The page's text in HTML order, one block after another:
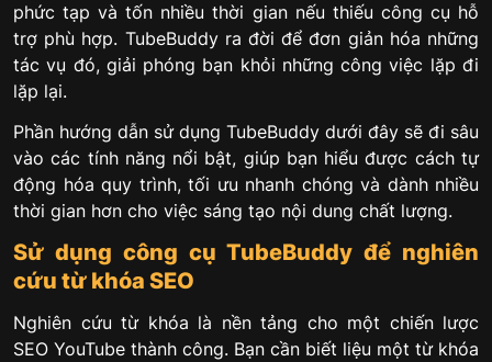
phức tạp và tốn nhiều thời gian nếu thiếu công cụ hỗ
trợ phù hợp. TubeBuddy ra đời để đơn giản hóa những
tác vụ đó, giải phóng bạn khỏi những công việc lặp đi
lặp lại.
Phần hướng dẫn sử dụng TubeBuddy dưới đây sẽ đi sâu
vào các tính năng nổi bật, giúp bạn hiểu được cách tự
động hóa quy trình, tối ưu nhanh chóng và dành nhiều
thời gian hơn cho việc sáng tạo nội dung chất lượng.
Sử dụng công cụ TubeBuddy để nghiên
cứu từ khóa SEO
Nghiên cứu từ khóa là nền tảng cho một chiến lược
SEO YouTube thành công. Bạn cần biết liệu một từ khóa